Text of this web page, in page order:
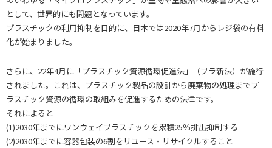
として、世界的にも問題となっています。
プラスチックの利用抑制を目的に、日本では2020年7月からレジ袋の有料
化が始まりました。
さらに、22年4月に「プラスチック資源循環促進法」（プラ新法）が施行
されました。これは、プラスチック製品の設計から廃棄物の処理までプ
ラスチック資源の循環の取組みを促進するための法律です。
それによると
(1)2030年までにワンウェイプラスチックを累積25％排出抑制する
(2)2030年までに容器包装の6割をリユース・リサイクルすること